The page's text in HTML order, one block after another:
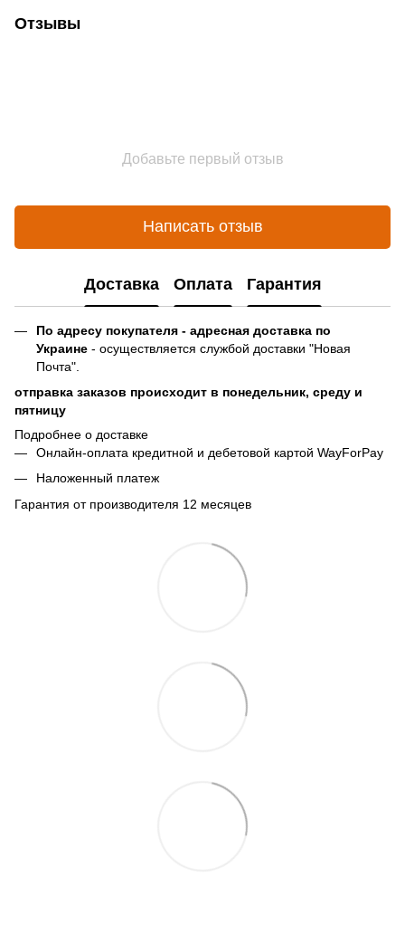
Отзывы
Добавьте первый отзыв
Написать отзыв
Доставка Оплата Гарантия
По адресу покупателя - адресная доставка по
Украине - осуществляется службой доставки "Новая
Почта".
отправка заказов происходит в понедельник, среду и
пятницу
Подробнее о доставке
Онлайн-оплата кредитной и дебетовой картой WayForPay
Наложенный платеж
Гарантия от производителя 12 месяцев